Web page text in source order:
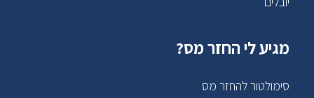
מגיע לי החזר מס?
סימולטור להחזר מס